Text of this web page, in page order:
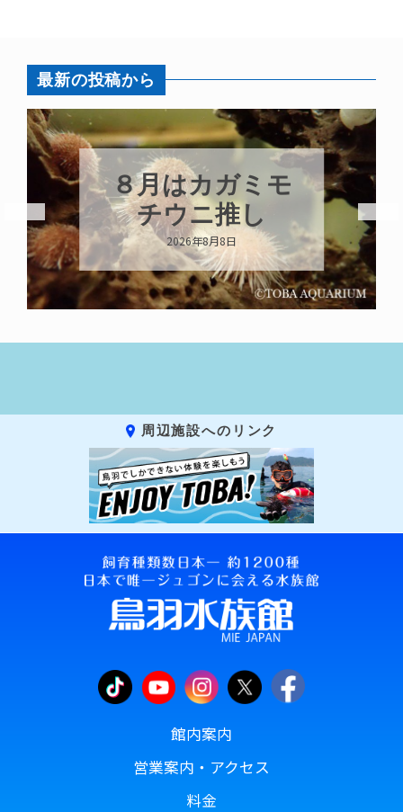
最新の投稿から
８月はカガミモ
チウニ推し
2026年8月8日
周辺施設へのリンク
館内案内
営業案内・アクセス
料金